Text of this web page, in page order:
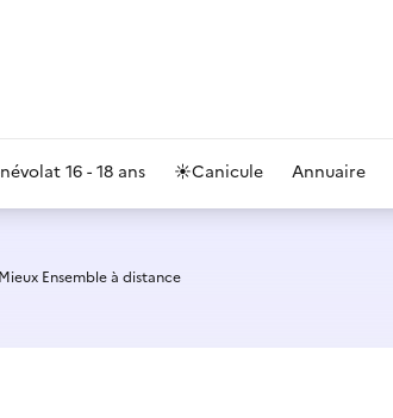
16 - 18 ans ☀️Canicule Annuaire
Ensemble à distance